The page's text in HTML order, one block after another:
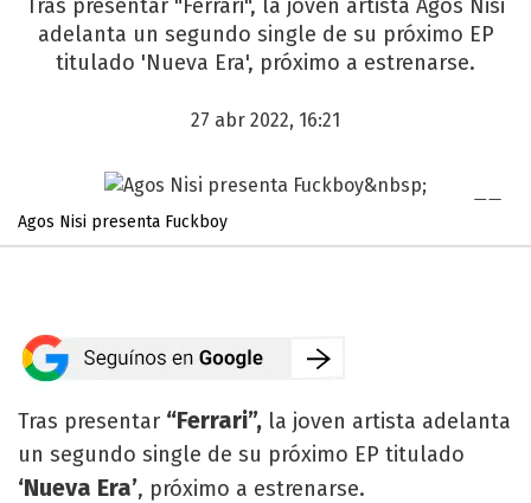
Tras presentar "Ferrari", la joven artista Agos Nisi
adelanta un segundo single de su próximo EP
titulado 'Nueva Era', próximo a estrenarse.
27 abr 2022, 16:21
Agos Nisi presenta Fuckboy
Tras presentar “Ferrari”, la joven artista adelanta
un segundo single de su próximo EP titulado
‘Nueva Era’, próximo a estrenarse.